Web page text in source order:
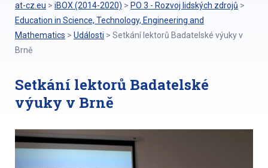
at-cz.eu > iBOX (2014-2020) > PO 3 - Rozvoj lidských zdrojů >
Education in Science, Technology, Engineering and
Mathematics > Události > Setkání lektorů Badatelské výuky v
Brně
Setkání lektorů Badatelské
výuky v Brně